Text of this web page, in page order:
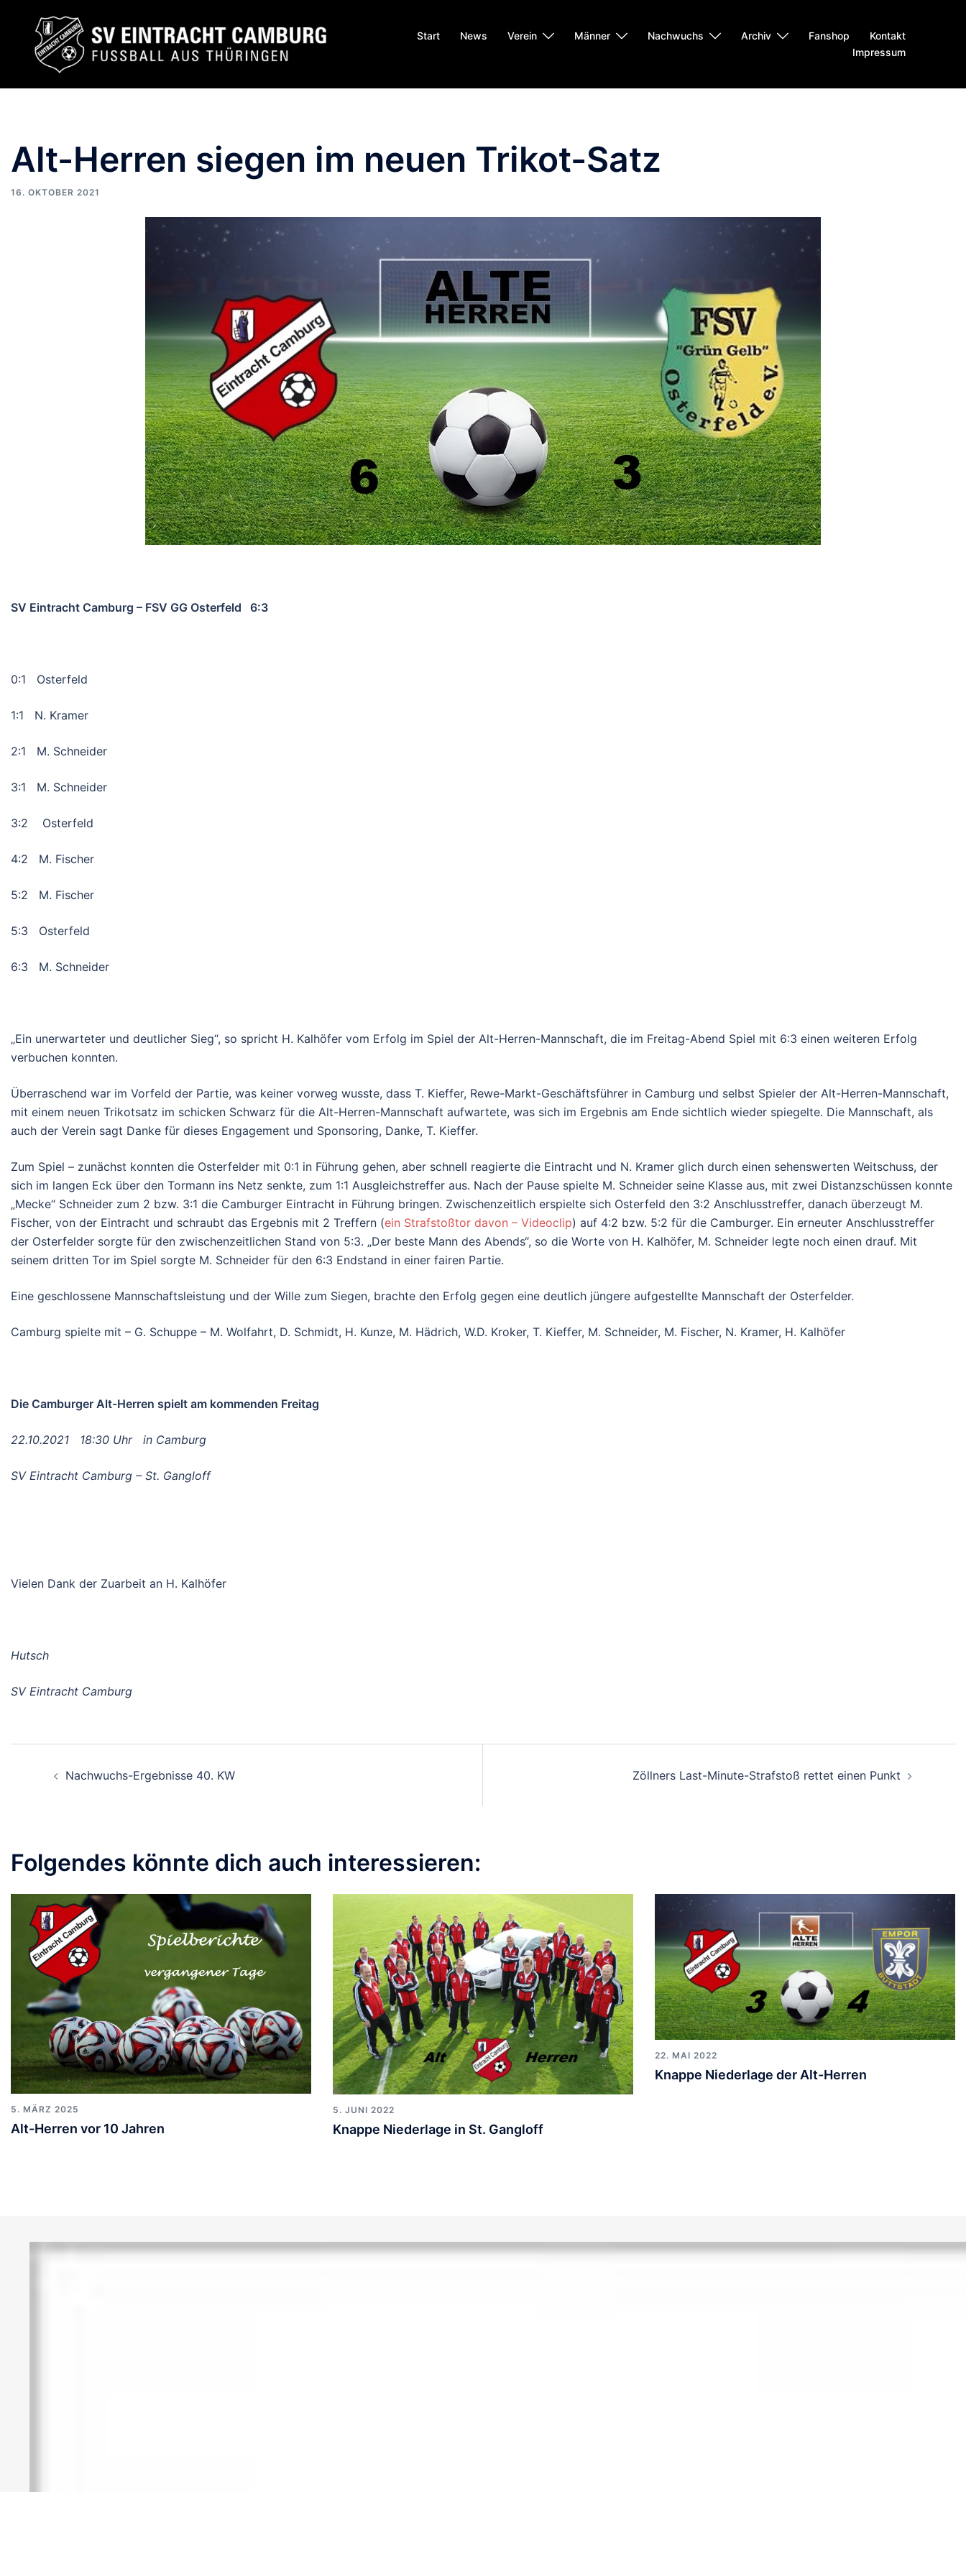
springen
Start News Verein Männer Nachwuchs Archiv Fanshop
Kontakt
Impressum
Alt-Herren siegen im neuen Trikot-Satz
16. OKTOBER 2021
SV Eintracht Camburg – FSV GG Osterfeld 6:3
0:1 Osterfeld
1:1 N. Kramer
2:1 M. Schneider
3:1 M. Schneider
3:2 Osterfeld
4:2 M. Fischer
5:2 M. Fischer
5:3 Osterfeld
6:3 M. Schneider
„Ein unerwarteter und deutlicher Sieg“, so spricht H. Kalhöfer vom Erfolg im Spiel der Alt-Herren-Mannschaft, die im Freitag-Abend Spiel mit 6:3 einen weiteren Erfolg
verbuchen konnten.
Überraschend war im Vorfeld der Partie, was keiner vorweg wusste, dass T. Kieffer, Rewe-Markt-Geschäftsführer in Camburg und selbst Spieler der Alt-Herren-Mannschaft,
mit einem neuen Trikotsatz im schicken Schwarz für die Alt-Herren-Mannschaft aufwartete, was sich im Ergebnis am Ende sichtlich wieder spiegelte. Die Mannschaft, als
auch der Verein sagt Danke für dieses Engagement und Sponsoring, Danke, T. Kieffer.
Zum Spiel – zunächst konnten die Osterfelder mit 0:1 in Führung gehen, aber schnell reagierte die Eintracht und N. Kramer glich durch einen sehenswerten Weitschuss, der
sich im langen Eck über den Tormann ins Netz senkte, zum 1:1 Ausgleichstreffer aus. Nach der Pause spielte M. Schneider seine Klasse aus, mit zwei Distanzschüssen konnte
„Mecke“ Schneider zum 2 bzw. 3:1 die Camburger Eintracht in Führung bringen. Zwischenzeitlich erspielte sich Osterfeld den 3:2 Anschlusstreffer, danach überzeugt M.
Fischer, von der Eintracht und schraubt das Ergebnis mit 2 Treffern (ein Strafstoßtor davon – Videoclip) auf 4:2 bzw. 5:2 für die Camburger. Ein erneuter Anschlusstreffer
der Osterfelder sorgte für den zwischenzeitlichen Stand von 5:3. „Der beste Mann des Abends“, so die Worte von H. Kalhöfer, M. Schneider legte noch einen drauf. Mit
seinem dritten Tor im Spiel sorgte M. Schneider für den 6:3 Endstand in einer fairen Partie.
Eine geschlossene Mannschaftsleistung und der Wille zum Siegen, brachte den Erfolg gegen eine deutlich jüngere aufgestellte Mannschaft der Osterfelder.
Camburg spielte mit – G. Schuppe – M. Wolfahrt, D. Schmidt, H. Kunze, M. Hädrich, W.D. Kroker, T. Kieffer, M. Schneider, M. Fischer, N. Kramer, H. Kalhöfer
Die Camburger Alt-Herren spielt am kommenden Freitag
22.10.2021 18:30 Uhr in Camburg
SV Eintracht Camburg – St. Gangloff
Vielen Dank der Zuarbeit an H. Kalhöfer
Hutsch
SV Eintracht Camburg
Nachwuchs-Ergebnisse 40. KW Zöllners Last-Minute-Strafstoß rettet einen Punkt
Folgendes könnte dich auch interessieren:
5. MÄRZ 2025
Alt-Herren vor 10 Jahren
5. JUNI 2022
Knappe Niederlage in St. Gangloff
22. MAI 2022
Knappe Niederlage der Alt-Herren